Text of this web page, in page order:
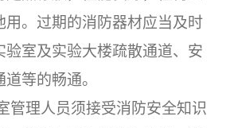
用。过期的消防器材应当及时
验室及实验大楼疏散通道、安
等的畅通。
管理人员须接受消防安全知识